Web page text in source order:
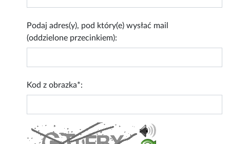
Podaj adres(y), pod który(e) wysłać mail
(oddzielone przecinkiem):
Kod z obrazka*: